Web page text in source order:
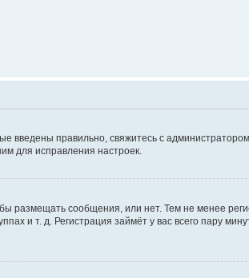
введены правильно, свяжитесь с
для исправления настроек.
размещать сообщения, или нет. Тем не менее
и т. д. Регистрация займёт у вас всего пару